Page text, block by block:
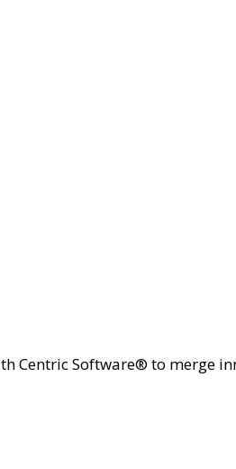
Centric Software® to merge